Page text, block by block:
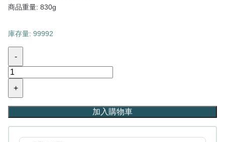
商品重量: 830g
庫存量: 99992
-
+
加入購物車